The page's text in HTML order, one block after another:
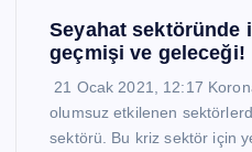
Seyahat sektöründe
geçmişi ve geleceği!
21 Ocak 2021, 12:17
olumsuz etkilenen
sektörü. Bu kriz sektör için